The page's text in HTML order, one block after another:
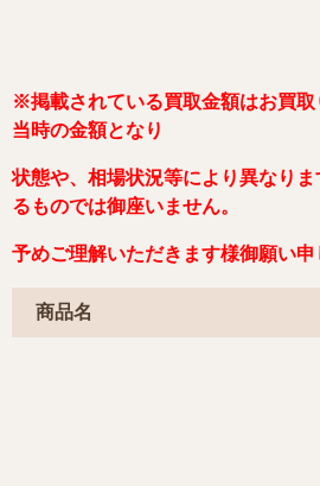
※掲載されている買取金額はお買
当時の金額となり
状態や、相場状況等により異なり
るものでは御座いません。
予めご理解いただきます様御願い申
商品名